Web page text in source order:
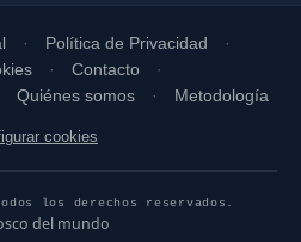
Política de Privacidad
Contacto
Quiénes somos Metodología
cookies
los derechos reservados.
del mundo